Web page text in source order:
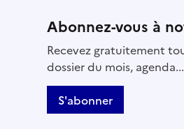
Abonnez-vous à
Recevez gratuitement
dossier du mois, agenda...
S'abonner